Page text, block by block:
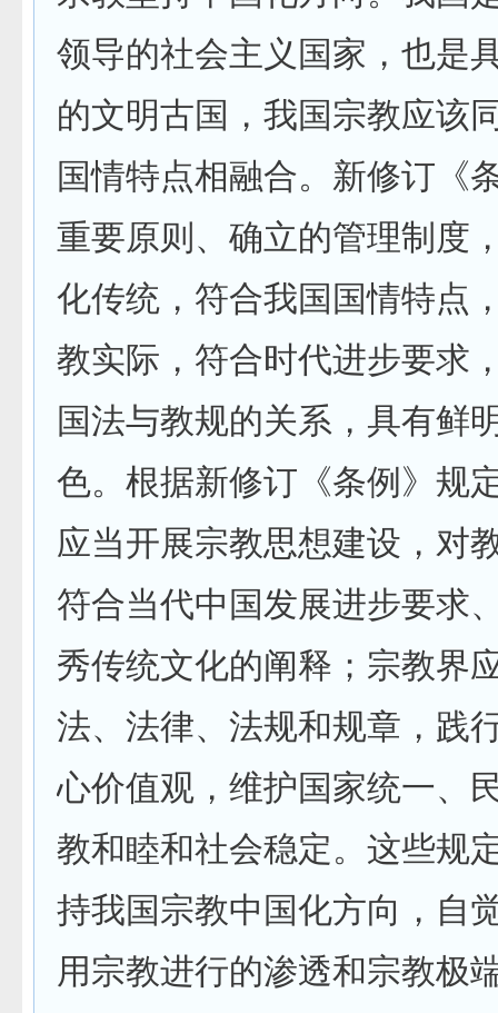
领导的社会主义国家，也是
的文明古国，我国宗教应该
国情特点相融合。新修订《
重要原则、确立的管理制度
化传统，符合我国国情特点
教实际，符合时代进步要求
国法与教规的关系，具有鲜
色。根据新修订《条例》规
应当开展宗教思想建设，对
符合当代中国发展进步要求
秀传统文化的阐释；宗教界
法、法律、法规和规章，践
心价值观，维护国家统一、
教和睦和社会稳定。这些规
持我国宗教中国化方向，自
用宗教进行的渗透和宗教极